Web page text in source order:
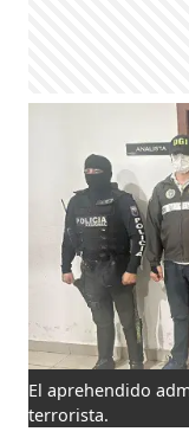
El aprehendido
terrorista.